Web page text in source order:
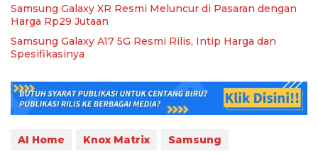
Samsung Galaxy XR Resmi Meluncur di Pasaran dengan
Harga Rp29 Jutaan
Samsung Galaxy A17 5G Resmi Rilis, Intip Harga dan
Spesifikasinya
AI Home Knox Matrix
Samsung